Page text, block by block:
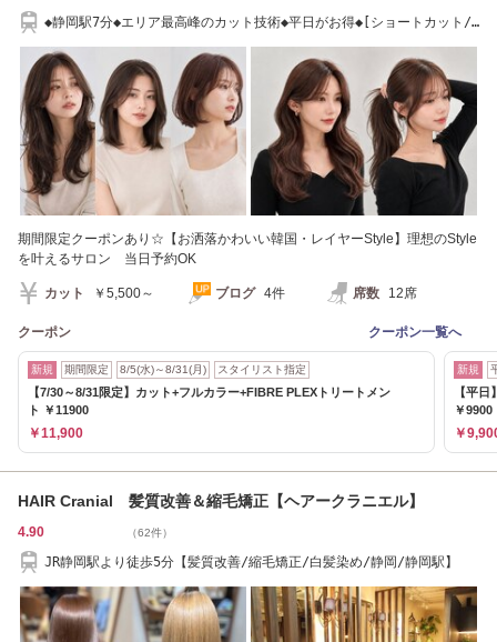
◆静岡駅7分◆エリア最高峰のカット技術◆平日がお得◆[ショートカット/
期間限定クーポンあり☆【お洒落かわいい韓国・レイヤーStyle】理想のStyle
を叶えるサロン 当日予約OK
カット ￥5,500～ ブログ 4件 席数 12席
クーポン クーポン一覧へ
新規 期間限定 8/5(水)～8/31(月) スタイリスト指定
【7/30～8/31限定】カット+フルカラー+FIBRE PLEXトリートメン
ト ￥11900
￥11,900
新規
【平
￥9900
￥
HAIR Cranial 髪質改善＆縮毛矯正【ヘアークラニエル】
4.90 （62件）
JR静岡駅より徒歩5分【髪質改善/縮毛矯正/白髪染め/静岡/静岡駅】